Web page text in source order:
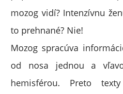
mozog vidí? Intenzívnu
to prehnané? Nie!
Mozog spracúva
od nosa jednou a
hemisférou. Preto